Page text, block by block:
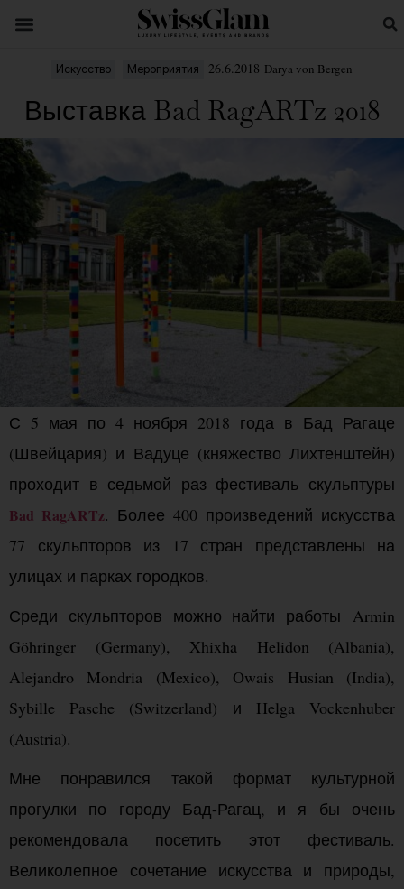
Искусство Мероприятия 26.6.2018 Darya von Bergen
Выставка Bad RagARTz 2018
С 5 мая по 4 ноября 2018 года в Бад Рагаце
(Швейцария) и Вадуце (княжество Лихтенштейн)
проходит в седьмой раз фестиваль скульптуры
Bad RagARTz. Более 400 произведений искусства
77 скульпторов из 17 стран представлены на
улицах и парках городков.
Среди скульпторов можно найти работы Armin
Göhringer (Germany), Xhixha Helidon (Albania),
Alejandro Mondria (Mexico), Owais Husian (India),
Sybille Pasche (Switzerland) и Helga Vockenhuber
(Austria).
Мне понравился такой формат культурной
прогулки по городу Бад-Рагац, и я бы очень
рекомендовала посетить этот фестиваль.
Великолепное сочетание искусства и природы,